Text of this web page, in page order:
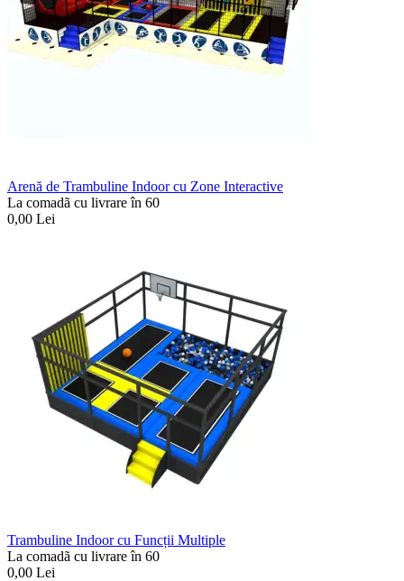
Arenă de Trambuline Indoor cu Zone Interactive
La comadã cu livrare în 60
0,00 Lei
Trambuline Indoor cu Funcții Multiple
La comadã cu livrare în 60
0,00 Lei